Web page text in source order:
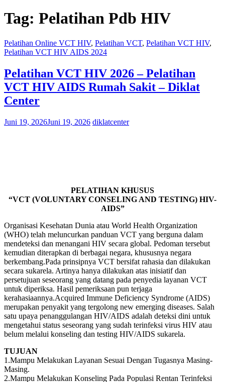
Tag: Pelatihan Pdb HIV
Pelatihan Online VCT HIV, Pelatihan VCT, Pelatihan VCT HIV,
Pelatihan VCT HIV AIDS 2024
Pelatihan VCT HIV 2026 – Pelatihan
VCT HIV AIDS Rumah Sakit – Diklat
Center
Juni 19, 2026Juni 19, 2026 diklatcenter
PELATIHAN KHUSUS
“VCT (VOLUNTARY CONSELING AND TESTING) HIV-
AIDS”
Organisasi Kesehatan Dunia atau World Health Organization
(WHO) telah meluncurkan panduan VCT yang berguna dalam
mendeteksi dan menangani HIV secara global. Pedoman tersebut
kemudian diterapkan di berbagai negara, khususnya negara
berkembang.Pada prinsipnya VCT bersifat rahasia dan dilakukan
secara sukarela. Artinya hanya dilakukan atas inisiatif dan
persetujuan seseorang yang datang pada penyedia layanan VCT
untuk diperiksa. Hasil pemeriksaan pun terjaga
kerahasiaannya.Acquired Immune Deficiency Syndrome (AIDS)
merupakan penyakit yang tergolong new emerging diseases. Salah
satu upaya penanggulangan HIV/AIDS adalah deteksi dini untuk
mengetahui status seseorang yang sudah terinfeksi virus HIV atau
belum melalui konseling dan testing HIV/AIDS sukarela.
TUJUAN
1.Mampu Melakukan Layanan Sesuai Dengan Tugasnya Masing-
Masing.
2.Mampu Melakukan Konseling Pada Populasi Rentan Terinfeksi